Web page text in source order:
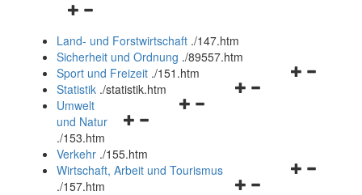
Navigationsmenü
und
schließen
Land- und Forstwirtschaft ./147.htm
Sicherheit und Ordnung ./89557.htm
Navigationsmenü
Sport und Freizeit ./151.htm
Navigationsmenü
Statistik ./statistik.htm
Navigationsmenü
und
schließen
Umwelt
und Natur
./153.htm
Verkehr ./155.htm
Navigationsmenü
Wirtschaft, Arbeit und Tourismus
./157.htm